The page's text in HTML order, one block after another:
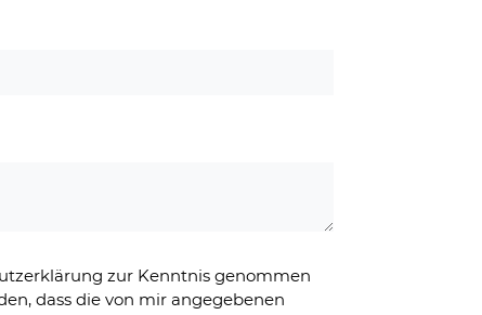
zur Kenntnis genommen
dass die von mir angegebenen